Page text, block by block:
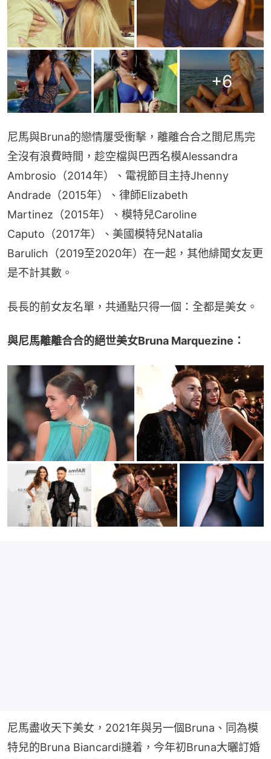
+6
尼馬與Bruna的戀情屢受衝擊，離離合合之間尼馬完
全沒有浪費時間，趁空檔與巴西名模Alessandra
Ambrosio（2014年）、電視節目主持Jhenny
Andrade（2015年）、律師Elizabeth
Martinez（2015年）、模特兒Caroline
Caputo（2017年）、美國模特兒Natalia
Barulich（2019至2020年）在一起，其他緋聞女友更
是不計其數。
長長的前女友名單，共通點只得一個：全都是美女。
與尼馬離離合合的絕世美女Bruna Marquezine：
尼馬盡收天下美女，2021年與另一個Bruna、同為模
特兒的Bruna Biancardi撻着，今年初Bruna大曬訂婚